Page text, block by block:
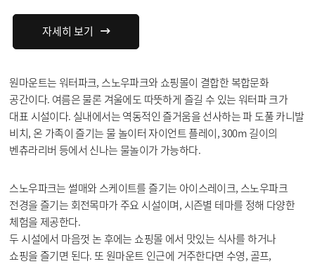
자세히 보기
원마운트는 워터파크, 스노우파크와 쇼핑몰이 결합한 복합문화
공간이다. 여름은 물론 겨울에도 따뜻하게 즐길 수 있는 워터파 크가
대표 시설이다. 실내에서는 역동적인 즐거움을 선사하는 파 도풀 카니발
비치, 온 가족이 즐기는 물 놀이터 자이언트 플레이, 300m 길이의
벤츄라리버 등에서 신나는 물놀이가 가능하다.
스노우파크는 썰매와 스케이트를 즐기는 아이스레이크, 스노우파크
전경을 즐기는 회전목마가 주요 시설이며, 시즌별 테마를 정해 다양한
체험을 제공한다.
두 시설에서 마음껏 논 후에는 쇼핑몰 에서 맛있는 식사를 하거나
쇼핑을 즐기면 된다. 또 원마운트 인근에 거주한다면 수영, 골프,